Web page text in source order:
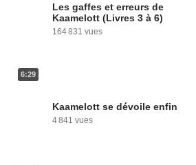
6:29
Les gaffes et erreurs de
Kaamelott (Livres 3 à 6)
164 831 vues
Kaamelott se dévoile enfin
4 841 vues